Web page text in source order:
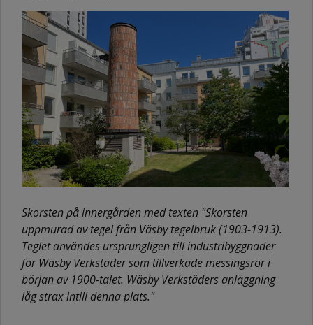
Skorsten på innergården med texten "Skorsten
uppmurad av tegel från Väsby tegelbruk (1903-1913).
Teglet användes ursprungligen till industribyggnader
för Wäsby Verkstäder som tillverkade messingsrör i
början av 1900-talet. Wäsby Verkstäders anläggning
låg strax intill denna plats."